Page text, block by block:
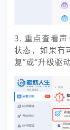
3. 重点查看
状态，如果有
复”或“升级驱动